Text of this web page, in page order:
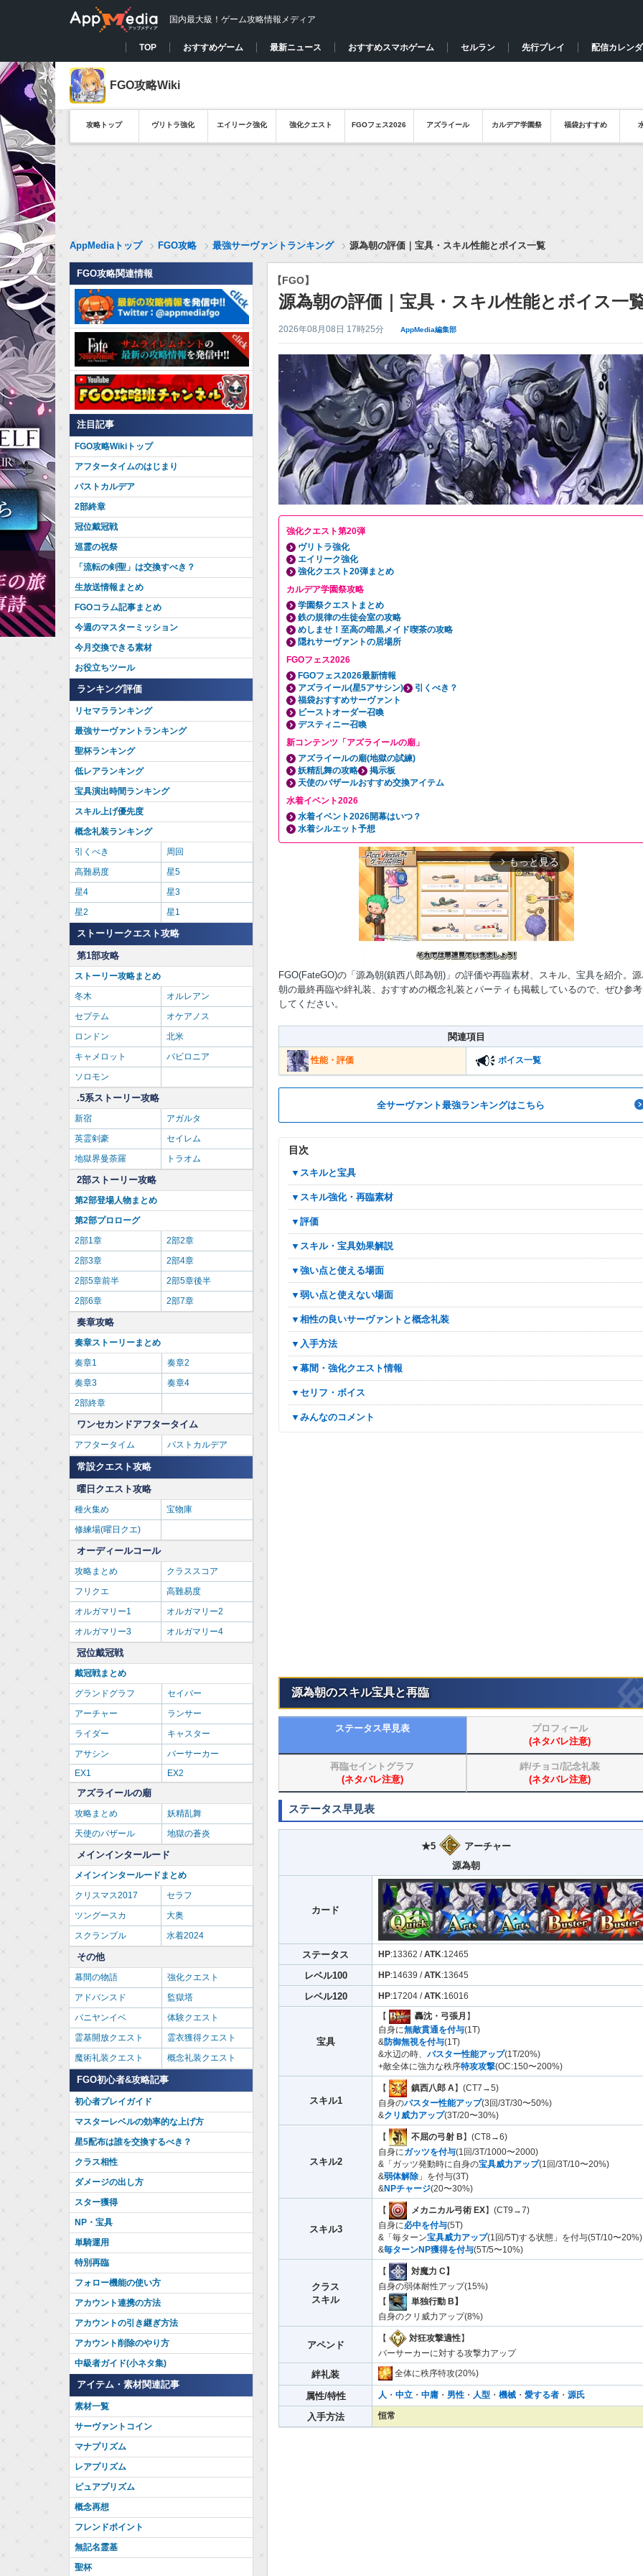
国内最大級！ゲーム攻略情報メディア
TOP おすすめゲーム 最新ニュース おすすめスマホゲーム セルラン 先行プレイ 配信カレン
FGO攻略Wiki
攻略トップ ヴリトラ強化 エイリーク強化 強化クエスト FGOフェス2026 アズライール カルデア学園祭 福袋おすすめ
AppMediaトップ FGO攻略 最強サーヴァントランキング 源為朝の評価｜宝具・スキル性能とボイス一覧
【FGO】
源為朝の評価｜宝具・スキル性能とボイス一
2026年08月08日 17時25分 AppMedia編集部
強化クエスト第20弾
ヴリトラ強化
エイリーク強化
強化クエスト20弾まとめ
カルデア学園祭攻略
学園祭クエストまとめ
鉄の規律の生徒会室の攻略
めしませ！至高の暗黒メイド喫茶の攻略
隠れサーヴァントの居場所
FGOフェス2026
FGOフェス2026最新情報
アズライール(星5アサシン)
引くべき？
福袋おすすめサーヴァント
ビーストオーダー召喚
デスティニー召喚
新コンテンツ「アズライールの廟」
アズライールの廟(地獄の試練)
妖精乱舞の攻略
掲示板
天使のバザールおすすめ交換アイテム
水着イベント2026
水着イベント2026開幕はいつ？
水着シルエット予想
arrow_forward_ios もっと見る
FGO(FateGO)の「源為朝(鎮西八郎為朝)」の評価や再臨素材、スキル、宝具を紹介。源
朝の最終再臨や絆礼装、おすすめの概念礼装とパーティも掲載しているので、ぜひ参考
してください。
関連項目
性能・評価 ボイス一覧
全サーヴァント最強ランキングはこちら
目次
▼スキルと宝具
▼スキル強化・再臨素材
▼評価
▼スキル・宝具効果解説
▼強い点と使える場面
▼弱い点と使えない場面
▼相性の良いサーヴァントと概念礼装
▼入手方法
▼幕間・強化クエスト情報
▼セリフ・ボイス
▼みんなのコメント
源為朝のスキル宝具と再臨
ステータス早見表
プロフィール
(ネタバレ注意)
再臨セイントグラフ
(ネタバレ注意)
絆/チョコ/記念礼装
(ネタバレ注意)
ステータス早見表
★5
アーチャー
源為朝
カード
ステータス HP:13362 /ATK:12465
レベル100 HP:14639 /ATK:13645
レベル120 HP:17204 /ATK:16016
宝具
【 轟沈・弓張月 】
自身に無敵貫通を付与(1T)
&防御無視を付与(1T)
&水辺の時、 バスター性能アップ(1T/20%)
+敵全体に強力な秩序特攻攻撃(OC:150〜200%)
スキル1
【 鎮西八郎 A】(CT7→5)
自身のバスター性能アップ(3回/3T/30〜50%)
&クリ威力アップ(3T/20〜30%)
スキル2
【 不屈の弓射 B 】(CT8→6)
自身にガッツを付与(1回/3T/1000〜2000)
&「ガッツ発動時に自身の宝具威力アップ(1回/3T/10〜20%)
&弱体解除 」を付与(3T)
&NPチャージ(20〜30%)
スキル3
【 メカニカル弓術 EX】(CT9→7)
自身に必中を付与(5T)
&「毎ターン宝具威力アップ(1回/5T)する状態」を付与(5T/10〜20%)
&毎ターンNP獲得を付与(5T/5〜10%)
クラス
スキル
【
対魔力 C】
自身の弱体耐性アップ(15%)
【
単独行動 B】
自身のクリ威力アップ(8%)
アペンド
【 対狂攻撃適性】
バーサーカーに対する攻撃力アップ
絆礼装 全体に秩序特攻(20%)
属性/特性 人 ・ 中立 ・ 中庸 ・ 男性 ・ 人型 ・ 機械 ・ 愛する者 ・ 源氏
入手方法 恒常
FGO攻略関連情報
注目記事
FGO攻略Wikiトップ
アフタータイムのはじまり
パストカルデア
2部終章
冠位戴冠戦
巡霊の祝祭
「流転の剣聖」は交換すべき？
生放送情報まとめ
FGOコラム記事まとめ
今週のマスターミッション
今月交換できる素材
お役立ちツール
ランキング評価
リセマラランキング
最強サーヴァントランキング
聖杯ランキング
低レアランキング
宝具演出時間ランキング
スキル上げ優先度
概念礼装ランキング
引くべき
周回
高難易度
星5
星4
星3
星2
星1
ストーリークエスト攻略
第1部攻略
ストーリー攻略まとめ
冬木
オルレアン
セプテム
オケアノス
ロンドン
北米
キャメロット
バビロニア
ソロモン
.5系ストーリー攻略
新宿
アガルタ
英霊剣豪
セイレム
地獄界曼荼羅
トラオム
2部ストーリー攻略
第2部登場人物まとめ
第2部プロローグ
2部1章
2部2章
2部3章
2部4章
2部5章前半
2部5章後半
2部6章
2部7章
奏章攻略
奏章ストーリーまとめ
奏章1
奏章2
奏章3
奏章4
2部終章
ワンセカンドアフタータイム
アフタータイム パストカルデア
常設クエスト攻略
曜日クエスト攻略
種火集め
宝物庫
修練場(曜日クエ)
オーディールコール
攻略まとめ
クラススコア
フリクエ
高難易度
オルガマリー1
オルガマリー2
オルガマリー3
オルガマリー4
冠位戴冠戦
戴冠戦まとめ
グランドグラフ
セイバー
アーチャー
ランサー
ライダー
キャスター
アサシン
バーサーカー
EX1
EX2
アズライールの廟
攻略まとめ
妖精乱舞
天使のバザール
地獄の蒼炎
メインインタールード
メインインタールードまとめ
クリスマス2017
セラフ
ツングースカ
大奥
スクランブル
水着2024
その他
幕間の物語
強化クエスト
アドバンスド
監獄塔
バニヤンイベ
体験クエスト
霊基開放クエスト
霊衣獲得クエスト
魔術礼装クエスト
概念礼装クエスト
FGO初心者&攻略記事
初心者プレイガイド
マスターレベルの効率的な上げ方
星5配布は誰を交換するべき？
クラス相性
ダメージの出し方
スター獲得
NP・宝具
単騎運用
特別再臨
フォロー機能の使い方
アカウント連携の方法
アカウントの引き継ぎ方法
アカウント削除のやり方
中級者ガイド(小ネタ集)
アイテム・素材関連記事
素材一覧
サーヴァントコイン
マナプリズム
レアプリズム
ピュアプリズム
概念再想
フレンドポイント
無記名霊基
聖杯